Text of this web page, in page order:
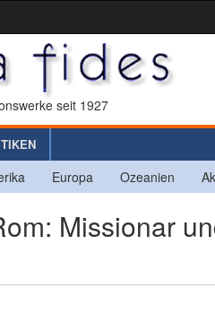
seit 1927
Europa Ozeanien
Missionar